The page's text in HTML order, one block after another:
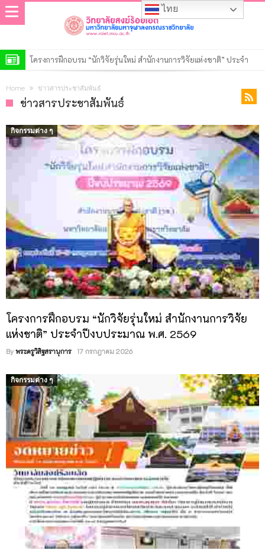
โครงการฝึกอบรม “นักวิจัยรุ่นใหม่ สำนักงานการวิจัยแห่งชาติ” ประจำ
ของสำนักงานตรวจสอบภายใน ประจำปี ๒๕๖๙
ประกาศวิทยาลัยสงฆ์ร้อยเอ็ด มหาวิทยาลัยมหาจุฬาลงกรณราชวิทยาลัย
สาขาวิชารัฐประศาสนศาสตร์ รอบที่ ๒ ประจำปีการศึกษา ๒๕๖๙
เรื่อง รายชื่อผู้มีสิทธิ์เข้าศึกษาต่อหลักสูตรพุทธศาสตรดุษฎีบัณฑิต สาขา
วิชาพระพุทธศาสนา รอบที่ ๒ ประจำปีการศึกษา ๒๕๖๙
ประกาศวิทยาลัยสงฆ์ร้อยเอ็ด มหาวิทยาลัยมหาจุฬาลงกรณราชวิทยาลัย
เรื่อง รายชื่อผู้มีสิทธิ์เข้าศึกษาต่อหลักสูตรพุทธศาสตรมหาบัณฑิต สาขา
วิชาพระพุทธศาสนา รอบที่ ๒ ประจำปีการศึกษา ๒๕๖๙
ประกาศวิทยาลัยสงฆ์ร้อยเอ็ด มหาวิทยาลัยมหาจุฬาลงกรณราชวิทยาลัย
เรื่อง รายชื่อผู้มีสิทธิ์เข้าศึกษาต่อหลักสูตรครุศาสตรมหาบัณฑิต สาขา
วิชาการบริหารการศึกษา รอบที่ ๒ ประจำปีการศึกษา ๒๕๖๙
ประกาศวิทยาลัยสงฆ์ร้อยเอ็ด มหาวิทยาลัยมหาจุฬาลงกรณราชวิทยาลัย
เรื่อง รายชื่อผู้มีสิทธิ์เข้าศึกษาต่อหลักสูตรระดับปริญญาตรีรอบที่ ๒ ประจำ
ประกาศวิทยาลัยสงฆ์ร้อยเอ็ด มหาวิทยาลัยมหาจุฬาลงกรณราชวิทยาลัย
เรื่อง รายชื่อผู้มีสิทธิ์เข้าศึกษาต่อหลักสูตรระดับประกาศนียบัตร รอบที่ ๒
ประจำปีการศึกษา ๒๕๖๙
ประกาศมหาวิทยาลัยมหาจุฬาลงกรณราชวิทยาลัย เรื่อง ประกาศผู้ชนะ
การเสนอราคา ประกวดราคาจ้างก่อสร้างปรับปรุงอาคารเรียน วิทยาลัย
สงฆ์ร้อยเอ็ด ตำบลนิเวศน์ อำเภอธวัชบุรี จังหวัดร้อยเอ็ด ๑ งาน ด้วยวิธี
ประกวดราคาอิเล็กทรอนิกส์ (e-bidding)
Home ข่าวสารประชาสัมพันธ์
ข่าวสารประชาสัมพันธ์
กิจกรรมต่าง ๆ
โครงการฝึกอบรม “นักวิจัยรุ่นใหม่ สำนักงานการวิจัย
แห่งชาติ” ประจำปีงบประมาณ พ.ศ. 2569
By พระครูวิสิฐสรานุการ 17 กรกฎาคม 2026
กิจกรรมต่าง ๆ
ไทย